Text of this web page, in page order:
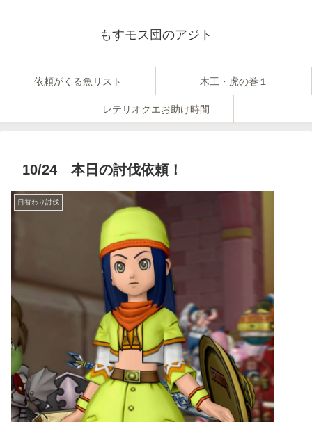
もすモス団のアジト
依頼がくる魚リスト 木工・虎の巻１
レテリオクエお助け時間
10/24 本日の討伐依頼！
日替わり討伐